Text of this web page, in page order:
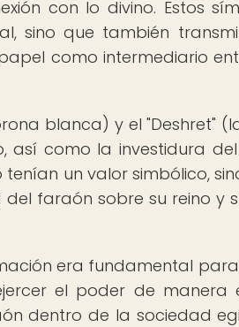
con lo divino. Estos
sino que también
como intermediario
blanca) y el "Deshret"
así como la investidura
un valor simbólico,
faraón sobre su reino y
era fundamental
el poder de manera
dentro de la sociedad